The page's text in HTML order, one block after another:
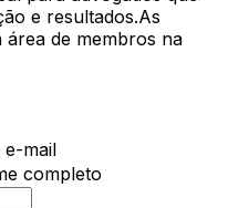
e resultados. As
de membros na
e-mail
completo